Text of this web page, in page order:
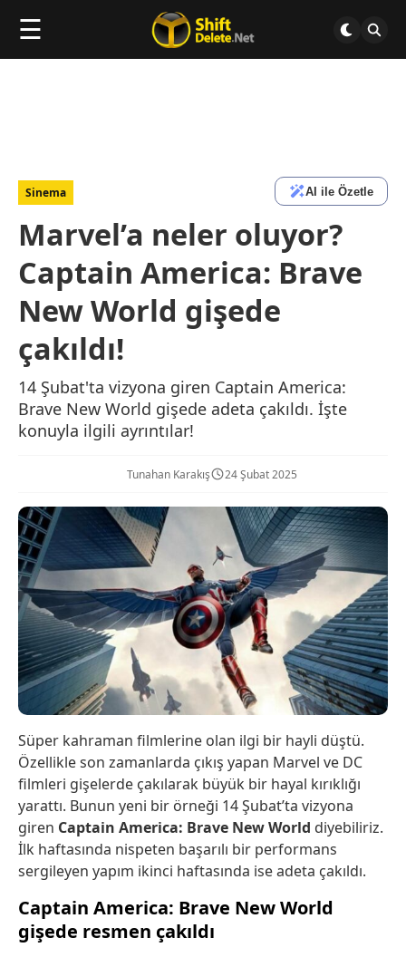
☰
Sinema AI ile Özetle
Marvel’a neler oluyor?
Captain America: Brave
New World gişede
çakıldı!
14 Şubat'ta vizyona giren Captain America:
Brave New World gişede adeta çakıldı. İşte
konuyla ilgili ayrıntılar!
Tunahan Karakış 24 Şubat 2025
Süper kahraman filmlerine olan ilgi bir hayli düştü.
Özellikle son zamanlarda çıkış yapan Marvel ve DC
filmleri gişelerde çakılarak büyük bir hayal kırıklığı
yarattı. Bunun yeni bir örneği 14 Şubat’ta vizyona
giren Captain America: Brave New World diyebiliriz.
İlk haftasında nispeten başarılı bir performans
sergileyen yapım ikinci haftasında ise adeta çakıldı.
Captain America: Brave New World
gişede resmen çakıldı